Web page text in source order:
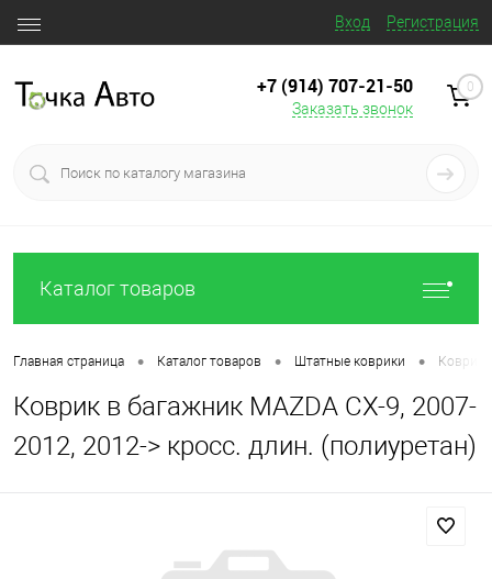
Вход Регистрация
+7 (914) 707‒21‒50
Заказать звонок
0
Каталог товаров
Главная страница • Каталог товаров • Штатные коврики • Коврик
Коврик в багажник MAZDA CX-9, 2007-
2012, 2012-> кросс. длин. (полиуретан)